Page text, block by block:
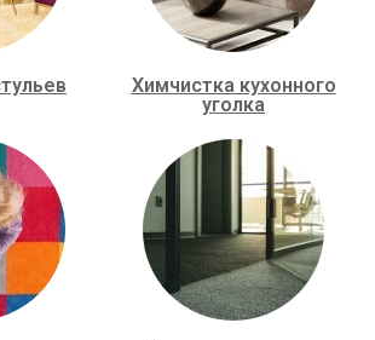
Химчистка кухонного
уголка